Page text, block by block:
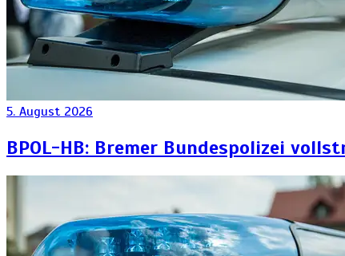
5. August 2026
BPOL-HB: Bremer Bundespolizei